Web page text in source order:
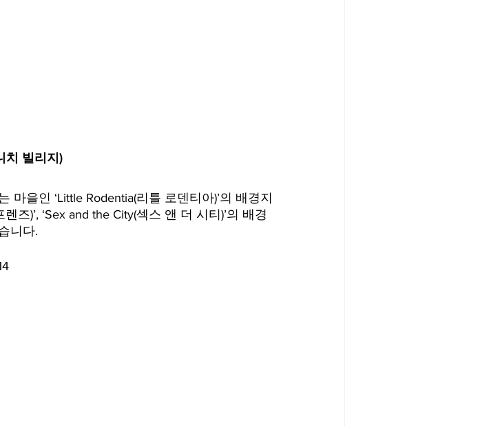
치 빌리지)
을인 ‘Little Rodentia(리틀 로덴티아)’의 배경지
즈)’, ‘Sex and the City(섹스 앤 더 시티)’의 배경
니다.